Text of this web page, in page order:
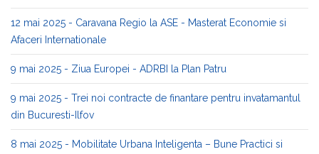
12 mai 2025 - Caravana Regio la ASE - Masterat Economie si
Afaceri Internationale
9 mai 2025 - Ziua Europei - ADRBI la Plan Patru
9 mai 2025 - Trei noi contracte de finantare pentru invatamantul
din Bucuresti-Ilfov
8 mai 2025 - Mobilitate Urbana Inteligenta – Bune Practici si